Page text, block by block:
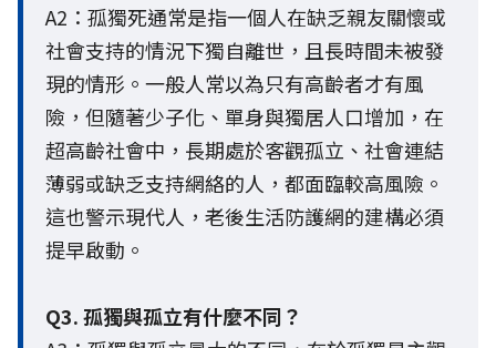
A2：孤獨死通常是指一個人在缺乏親友關懷或
社會支持的情況下獨自離世，且長時間未被發
現的情形。一般人常以為只有高齡者才有風
險，但隨著少子化、單身與獨居人口增加，在
超高齡社會中，長期處於客觀孤立、社會連結
薄弱或缺乏支持網絡的人，都面臨較高風險。
這也警示現代人，老後生活防護網的建構必須
提早啟動。
Q3. 孤獨與孤立有什麼不同？